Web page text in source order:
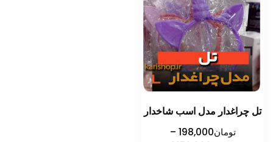
تل چراغدار مدل اسب شاخدار
تومان198,000
–